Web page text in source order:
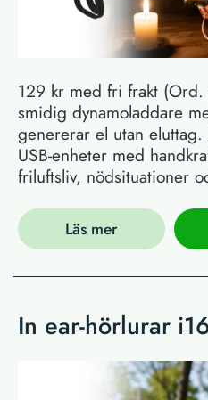
129 kr med fri frakt
smidig dynamoladdare
genererar el utan
USB-enheter med
friluftsliv, nödsituationer
Läs mer
In ear-hörlurar